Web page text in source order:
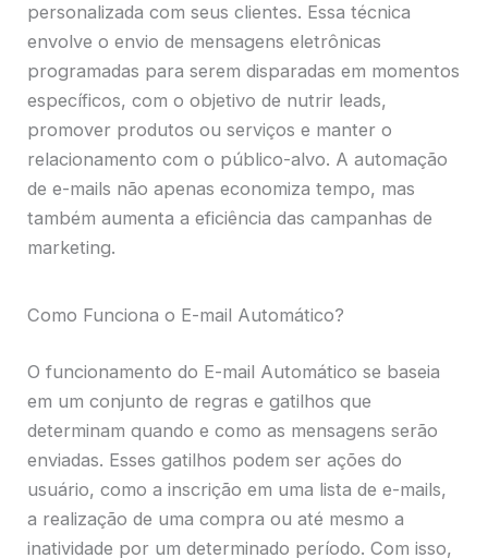
personalizada com seus clientes. Essa técnica
envolve o envio de mensagens eletrônicas
programadas para serem disparadas em momentos
específicos, com o objetivo de nutrir leads,
promover produtos ou serviços e manter o
relacionamento com o público-alvo. A automação
de e-mails não apenas economiza tempo, mas
também aumenta a eficiência das campanhas de
marketing.
Como Funciona o E-mail Automático?
O funcionamento do E-mail Automático se baseia
em um conjunto de regras e gatilhos que
determinam quando e como as mensagens serão
enviadas. Esses gatilhos podem ser ações do
usuário, como a inscrição em uma lista de e-mails,
a realização de uma compra ou até mesmo a
inatividade por um determinado período. Com isso,